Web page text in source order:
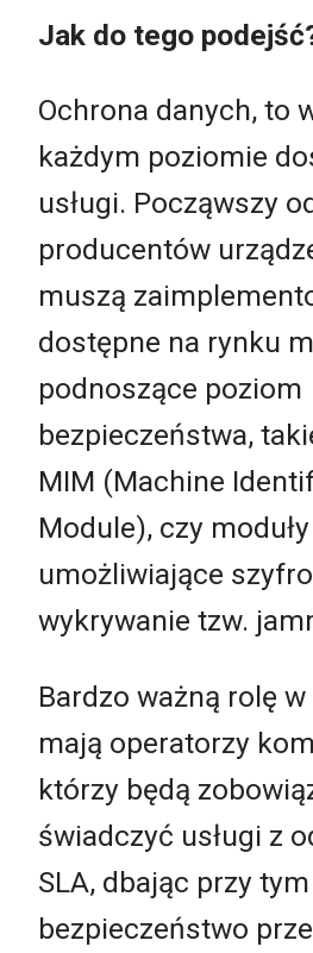
Jak do tego
Ochrona danych, to
każdym poziomie
usługi. Począwszy
producentów
muszą
dostępne na rynku
podnoszące poziom
bezpieczeństwa,
MIM (Machine
Module), czy moduły
umożliwiające
wykrywanie tzw.
Bardzo ważną rolę
mają operatorzy
którzy będą
świadczyć usługi z
SLA, dbając przy
bezpieczeństwo